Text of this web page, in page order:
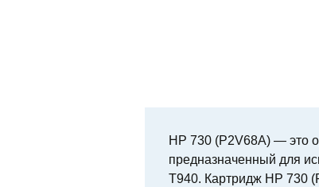
HP 730 (P2V68A) — это
предназначенный для
T940. Картридж HP 730